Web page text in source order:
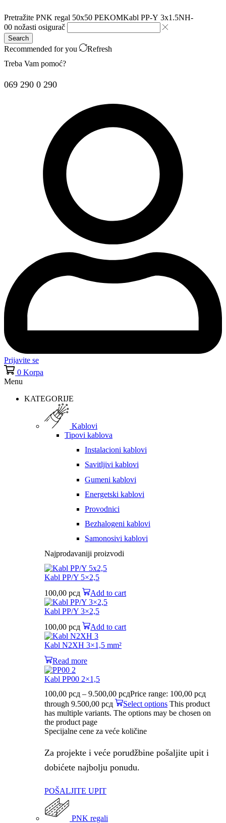
Pretražite PNK regal 50x50 PEKOMKabl PP-Y 3x1.5NH-
00 nožasti osigurač
Search
Recommended for you
Refresh
Treba Vam pomoć?
069 290 0 290
Prijavite se
0 Korpa
Menu
KATEGORIJE
Kablovi
Tipovi kablova
Instalacioni kablovi
Savitljivi kablovi
Gumeni kablovi
Energetski kablovi
Provodnici
Bezhalogeni kablovi
Samonosivi kablovi
Najprodavaniji proizvodi
Kabl PP/Y 5×2,5
100,00 рсд Add to cart
Kabl PP/Y 3×2,5
100,00 рсд Add to cart
Kabl N2XH 3×1,5 mm²
Read more
Kabl PP00 2×1,5
100,00 рсд – 9.500,00 рсдPrice range: 100,00 рсд
through 9.500,00 рсд
Select options This product
has multiple variants. The options may be chosen on
the product page
Specijalne cene za veće količine
Za projekte i veće porudžbine pošaljite upit i
dobićete najbolju ponudu.
POŠALJITE UPIT
PNK regali